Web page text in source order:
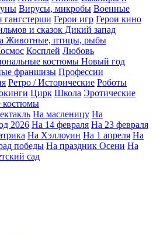
Вирусы, микробы Военные
гангстерши Герои игр Герои кино
и сказок Дикий запад
Животные, птицы, рыбы
Косплей Любовь
костюмы Новый год
франшизы Профессии
Ретро / Исторические Роботы
Цирк Школа Эротические
На масленицу На
2026 На 14 февраля На 23 февраля
На Хэллоуин На 1 апреля На
победы На праздник Осени На
сад